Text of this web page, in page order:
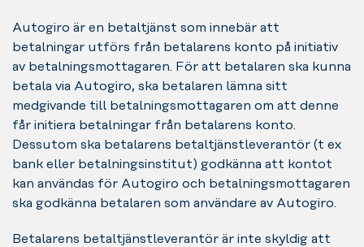
Autogiro är en betaltjänst som innebär att
betalningar utförs från betalarens konto på initiativ
av betalningsmottagaren. För att betalaren ska kunna
betala via Autogiro, ska betalaren lämna sitt
medgivande till betalningsmottagaren om att denne
får initiera betalningar från betalarens konto.
Dessutom ska betalarens betaltjänstleverantör (t ex
bank eller betalningsinstitut) godkänna att kontot
kan användas för Autogiro och betalningsmottagaren
ska godkänna betalaren som användare av Autogiro.
Betalarens betaltjänstleverantör är inte skyldig att